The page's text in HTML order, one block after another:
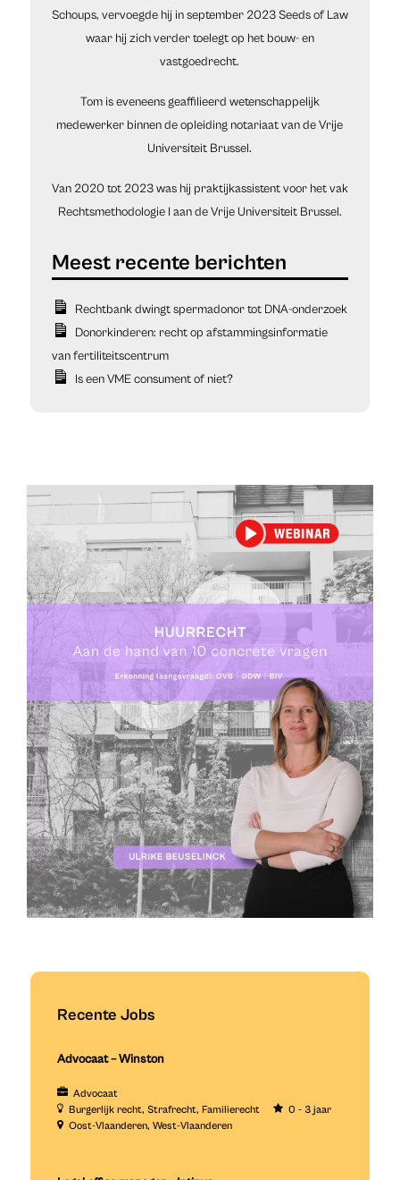
Schoups, vervoegde hij in september 2023 Seeds of Law
waar hij zich verder toelegt op het bouw- en
vastgoedrecht.
Tom is eveneens geaffilieerd wetenschappelijk
medewerker binnen de opleiding notariaat van de Vrije
Universiteit Brussel.
Van 2020 tot 2023 was hij praktijkassistent voor het vak
Rechtsmethodologie I aan de Vrije Universiteit Brussel.
Rechtbank dwingt spermadonor tot DNA-onderzoek
Donorkinderen: recht op afstammingsinformatie
van fertiliteitscentrum
Is een VME consument of niet?
Recente Jobs
Advocaat – Winston
Advocaat
Burgerlijk recht Strafrecht Familierecht
0 - 3 jaar
Oost-Vlaanderen West-Vlaanderen